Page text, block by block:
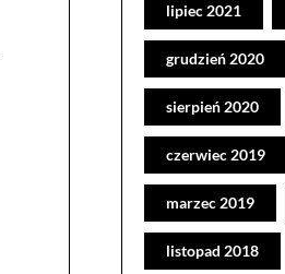
lipiec 2021
grudzień 2020
sierpień 2020
czerwiec 2019
marzec 2019
listopad 2018